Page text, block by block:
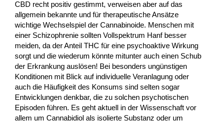
CBD recht positiv gestimmt, verweisen aber auf das
allgemein bekannte und für therapeutische Ansätze
wichtige Wechselspiel der Cannabinoide. Menschen mit
einer Schizophrenie sollten Vollspektrum Hanf besser
meiden, da der Anteil THC für eine psychoaktive Wirkung
sorgt und die wiederum könnte mitunter auch einen Schub
der Erkrankung auslösen! Bei besonders ungünstigen
Konditionen mit Blick auf individuelle Veranlagung oder
auch die Häufigkeit des Konsums sind selten sogar
Entwicklungen denkbar, die zu solchen psychotischen
Episoden führen. Es geht aktuell in der Wissenschaft vor
allem um Cannabidiol als isolierte Substanz oder um